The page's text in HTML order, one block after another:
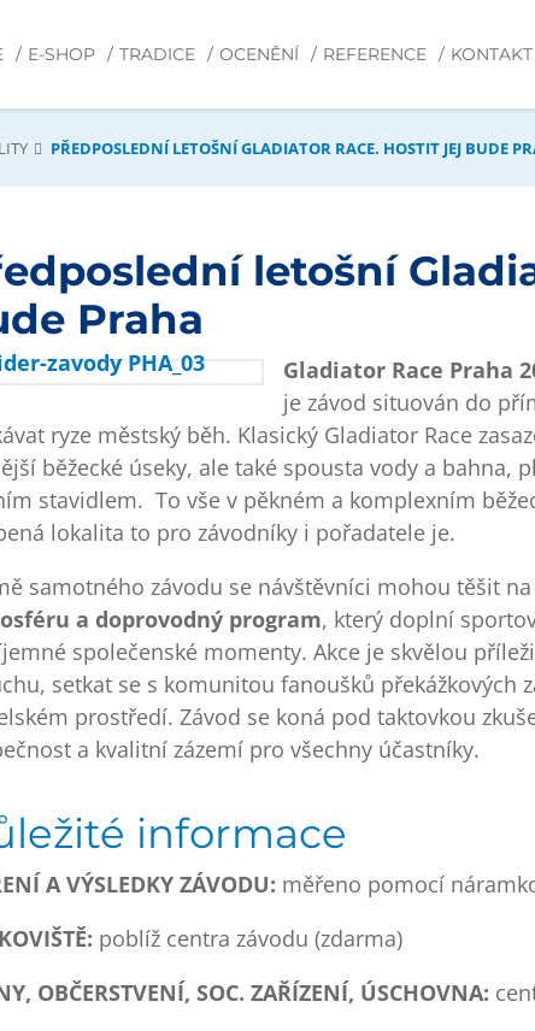
E-SHOP TRADICE OCENĚNÍ REFERENCE KONTAKT
PŘEDPOSLEDNÍ LETOŠNÍ GLADIATOR RACE. HOSTIT JEJ BUDE
letošní
Praha
Gladiator Race Praha
je závod situován do
ryze městský běh. Klasický Gladiator Race
běžecké úseky, ale také spousta vody a bahna,
stavidlem. To vše v pěkném a komplexním
lokalita to pro závodníky i pořadatele je.
samotného závodu se návštěvníci mohou těšit na
a doprovodný program, který doplní
společenské momenty. Akce je skvělou
setkat se s komunitou fanoušků překážkových
prostředí. Závod se koná pod taktovkou
a kvalitní zázemí pro všechny účastníky.
informace
A VÝSLEDKY ZÁVODU: měřeno pomocí
poblíž centra závodu (zdarma)
OBČERSTVENÍ, SOC. ZAŘÍZENÍ, ÚSCHOVNA: